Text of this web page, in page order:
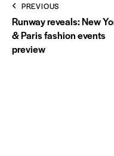
PREVIOUS
Runway reveals: New
& Paris fashion events
preview